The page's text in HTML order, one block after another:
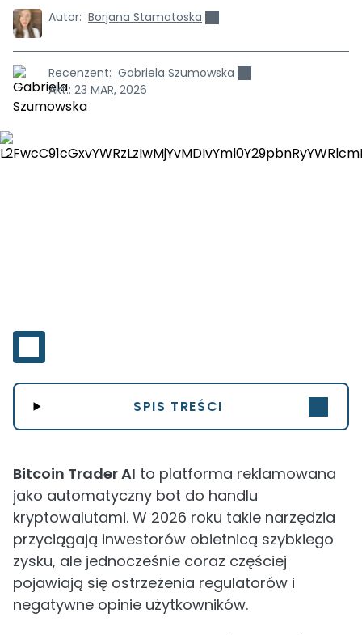
Autor: Borjana Stamatoska
Recenzent: Gabriela Szumowska
Akt.: 23 MAR, 2026
SPIS TREŚCI
Bitcoin Trader AI to platforma reklamowana
jako automatyczny bot do handlu
kryptowalutami. W 2026 roku takie narzędzia
przyciągają inwestorów obietnicą szybkiego
zysku, ale jednocześnie coraz częściej
pojawiają się ostrzeżenia regulatorów i
negatywne opinie użytkowników.